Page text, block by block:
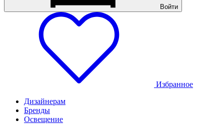
Войти
Избранное
Дизайнерам
Бренды
Освещение